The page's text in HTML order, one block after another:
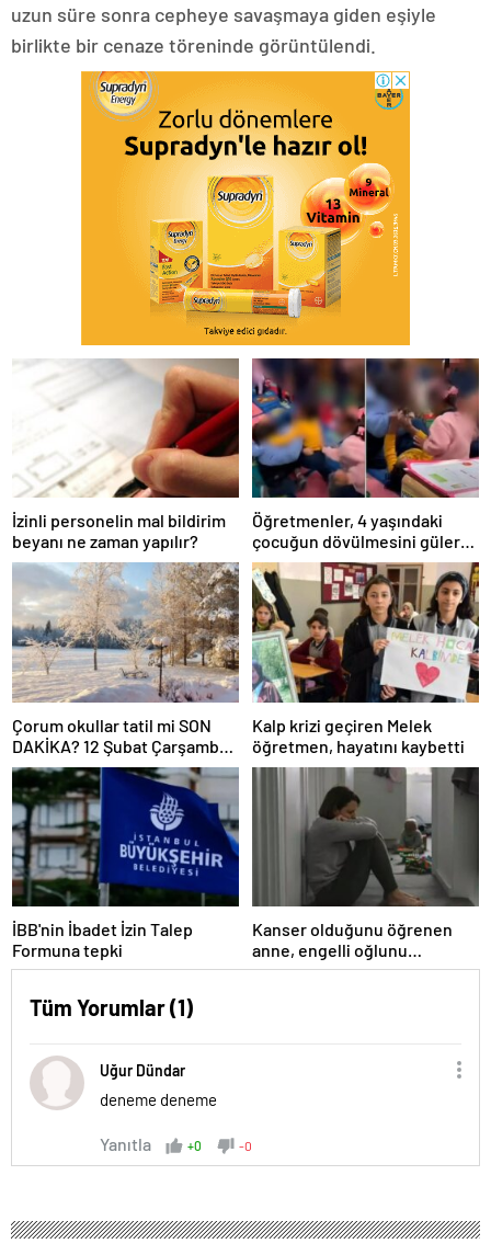
uzun süre sonra cepheye savaşmaya giden eşiyle
birlikte bir cenaze töreninde görüntülendi.
İzinli personelin mal bildirim
beyanı ne zaman yapılır?
Öğretmenler, 4 yaşındaki
çocuğun dövülmesini gülerek
izledi
Çorum okullar tatil mi SON
DAKİKA? 12 Şubat Çarşamba
Çorum’da okul yok mu (Çorum
Valiliği Açıklaması – KAR
TATİLİ)?
Kalp krizi geçiren Melek
öğretmen, hayatını kaybetti
İBB'nin İbadet İzin Talep
Formuna tepki
Kanser olduğunu öğrenen
anne, engelli oğlunu
öldürdükten sonra intihar etti
Tüm Yorumlar (1)
Uğur Dündar
deneme deneme
Yanıtla +0 -0